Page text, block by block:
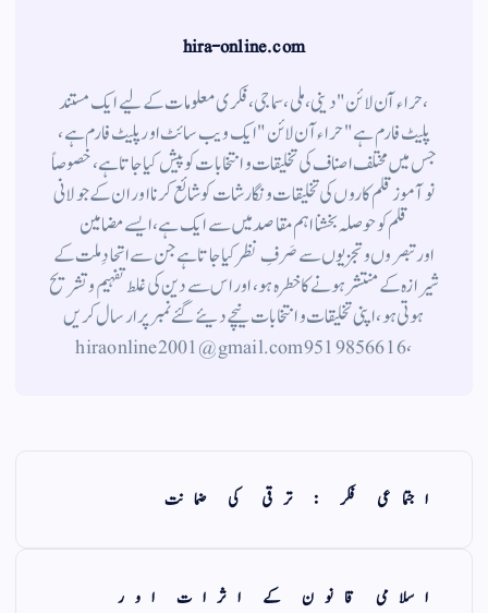
hira-online.com
،حراء آن لائن" دینی ، ملی ، سماجی ، فکری معلومات کے لیے ایک مستند
پلیٹ فارم ہے " حراء آن لائن " ایک ویب سائٹ اور پلیٹ فارم ہے ،
جس میں مختلف اصناف کی تخلیقات و انتخابات کو پیش کیا جاتا ہے ، خصوصاً
نوآموز قلم کاروں کی تخلیقات و نگارشات کو شائع کرنا اور ان کے جولانی
قلم کوحوصلہ بخشنا اہم مقاصد میں سے ایک ہے ، ایسے مضامین
اورتبصروں وتجزیوں سے صَرفِ نظر کیا جاتاہے جن سے اتحادِ ملت کے
شیرازہ کے منتشر ہونے کاخطرہ ہو ، اور اس سے دین کی غلط تفہیم وتشریح
ہوتی ہو، اپنی تخلیقات و انتخابات نیچے دیئے گئے نمبر پر ارسال کریں
، 9519856616 hiraonline2001@gmail.com
اجتماعی فکر : ترقی کی ضمانت
اسلامی قانون کے اثرات اور